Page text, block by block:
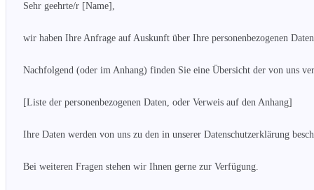
Sehr geehrte/r [Name],
wir haben Ihre Anfrage auf Auskunft über Ihre personenbezogenen
Nachfolgend (oder im Anhang) finden Sie eine Übersicht der von uns
[Liste der personenbezogenen Daten, oder Verweis auf den Anhang]
Ihre Daten werden von uns zu den in unserer Datenschutzerklärung
Bei weiteren Fragen stehen wir Ihnen gerne zur Verfügung.